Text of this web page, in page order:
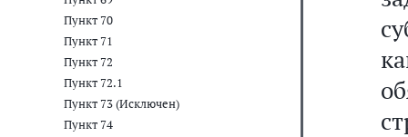
Пункт 70
Пункт 71
Пункт 72
Пункт 72.1
Пункт 73 (Исключен)
Пункт 74